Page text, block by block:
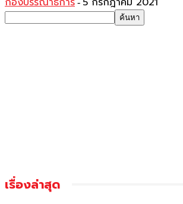
-
เรื่องล่าสุด